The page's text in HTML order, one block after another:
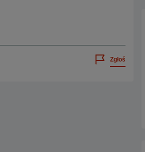
Zgłoś